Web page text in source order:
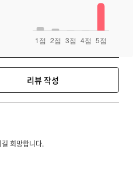
리뷰 작성
희망합니다.